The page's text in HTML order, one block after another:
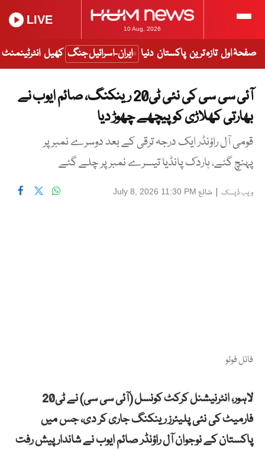
10 Aug, 2026
LIVE
صفحۂ اول تازہ ترین پاکستان دنیا ایران-اسرائیل جنگ کھیل انٹرٹینمنٹ
آئی سی سی کی نئی ٹی20 رینکنگ، صائم ایوب نے
بھارتی کھلاڑی کو پیچھے چھوڑ دیا
قومی آل راؤنڈر ایک درجہ ترقی کے بعد دوسرے نمبر پر
پہنچ گئے، ہاردک پانڈیا تیسرے نمبر پر چلے گئے
ویب ڈیسک | شائع July 8, 2026 11:30 PM
فائل فوٹو
لاہور، انٹرنیشنل کرکٹ کونسل (آئی سی سی) نے ٹی20
فارمیٹ کی نئی پلیئرز رینکنگ جاری کر دی، جس میں
پاکستان کے نوجوان آل راؤنڈر صائم ایوب نے شاندار پیش رفت